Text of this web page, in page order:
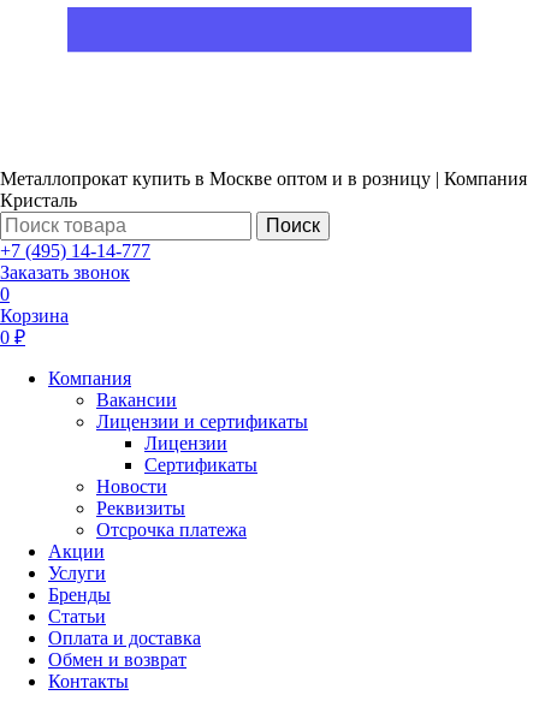
Металлопрокат купить в Москве оптом и в розницу | Компания
Кристаль
Поиск
+7 (495) 14-14-777
Заказать звонок
0
Корзина
0 ₽
Компания
Вакансии
Лицензии и сертификаты
Лицензии
Сертификаты
Новости
Реквизиты
Отсрочка платежа
Акции
Услуги
Бренды
Статьи
Оплата и доставка
Обмен и возврат
Контакты